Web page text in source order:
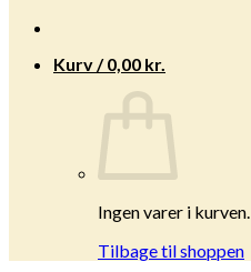
Kurv /0,00 kr.
Ingen varer i kurven.
Tilbage til shoppen